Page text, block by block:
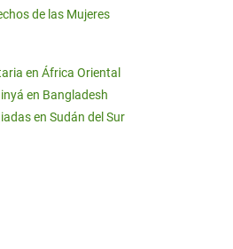
de las Mujeres
en África Oriental
en Bangladesh
en Sudán del Sur